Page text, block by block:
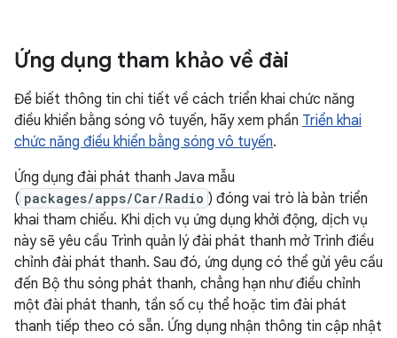
Ứng dụng tham khảo về đài
Để biết thông tin chi tiết về cách triển khai chức năng
điều khiển bằng sóng vô tuyến, hãy xem phần Triển khai
chức năng điều khiển bằng sóng vô tuyến.
Ứng dụng đài phát thanh Java mẫu
( packages/apps/Car/Radio ) đóng vai trò là bản triển
khai tham chiếu. Khi dịch vụ ứng dụng khởi động, dịch vụ
này sẽ yêu cầu Trình quản lý đài phát thanh mở Trình điều
chỉnh đài phát thanh. Sau đó, ứng dụng có thể gửi yêu cầu
đến Bộ thu sóng phát thanh, chẳng hạn như điều chỉnh
một đài phát thanh, tần số cụ thể hoặc tìm đài phát
thanh tiếp theo có sẵn. Ứng dụng nhận thông tin cập nhật